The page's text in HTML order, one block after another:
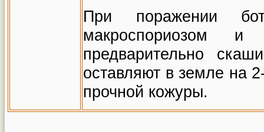
При поражении
макроспориозом и
предварительно
оставляют в земле на
прочной кожуры.